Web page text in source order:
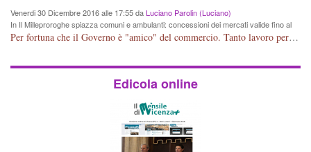
Venerdi 30 Dicembre 2016 alle 17:55 daLuciano Parolin (Luciano)
In Il Milleproroghe spiazza comuni e ambulanti: concessioni dei mercati valide fino al
2020
Per fortuna che il Governo è "amico" del commercio. Tanto lavoro per nessun cambiamento. Tutto fermo sino al 2020. E' incomprensibile dice il Dirigente, figurarsi se il cittadino normale che legge e chiede di essere informato, può capire qualcosa. E' certo che, almeno per Vicenza, alcune situazioni contingenti devono essere riviste, vedi mercato di Viale Roma e altro, prima che la città UNESCO che si sta trasformando in città storico-artistico-turistica, diventi una casba tunisina! Capisco le esigenze delle imprese, ma a decidere dovrebbe essere la Città che ha eletto i suoi rappresentanti, invece ROMA, tra un rinvio ed un altro, arriva al 2020 senza aver cambiato Niente. Mala tempora currunt.
Edicola online